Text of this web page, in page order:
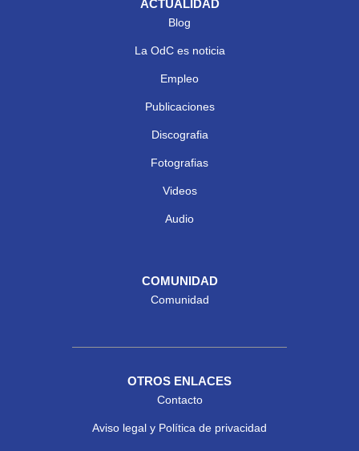
ACTUALIDAD
Blog
La OdC es noticia
Empleo
Publicaciones
Discografia
Fotografias
Videos
Audio
COMUNIDAD
Comunidad
OTROS ENLACES
Contacto
Aviso legal y Política de privacidad